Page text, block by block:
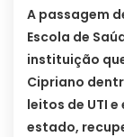
A passagem
Escola de
instituição
Cipriano
leitos de UTI
estado,